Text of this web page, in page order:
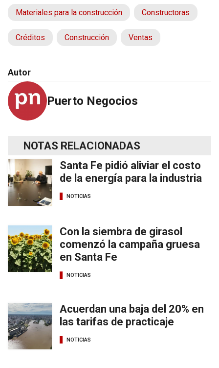
Materiales para la construcción Constructoras
Créditos Construcción Ventas
Autor
Puerto Negocios
NOTAS RELACIONADAS
Santa Fe pidió aliviar el costo
de la energía para la industria
NOTICIAS
Con la siembra de girasol
comenzó la campaña gruesa
en Santa Fe
NOTICIAS
Acuerdan una baja del 20% en
las tarifas de practicaje
NOTICIAS